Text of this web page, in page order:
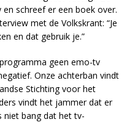
schreef er een boek over.
met de Volkskrant: “Je
en dat gebruik je.”
geen emo-tv
Onze achterban vindt
Stichting voor het
vindt het jammer dat er
niet bang dat het tv-